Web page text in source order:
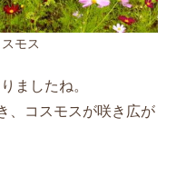
モス
ましたね。
、コスモスが咲き広が